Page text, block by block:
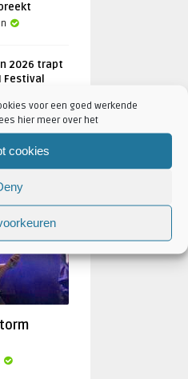
voor een goed werkende
hier meer over het
cookies
2026 trapt
Festival